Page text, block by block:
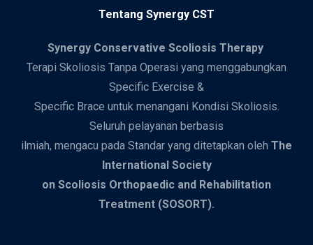
Tentang Synergy CST
Synergy Conservative Scoliosis Therapy
Terapi Skoliosis Tanpa Operasi yang menggabungkan
Specific Exercise &
Specific Brace untuk menangani Kondisi Skoliosis.
Seluruh pelayanan berbasis
ilmiah, mengacu pada Standar yang ditetapkan oleh The
International Society
on Scoliosis Orthopaedic and Rehabilitation
Treatment (SOSORT).